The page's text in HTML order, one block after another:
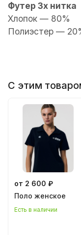
Футер 3х нитка
Хлопок — 80%
Полиэстер —
С этим
от 2 600 ₽
Поло женскoe
Есть в наличии